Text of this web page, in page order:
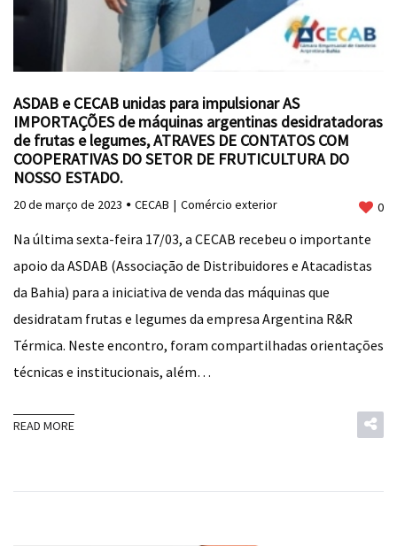
ASDAB e CECAB unidas para impulsionar AS
IMPORTAÇÕES de máquinas argentinas desidratadoras
de frutas e legumes, ATRAVES DE CONTATOS COM
COOPERATIVAS DO SETOR DE FRUTICULTURA DO
NOSSO ESTADO.
20 de março de 2023 CECAB Comércio exterior 0
Na última sexta-feira 17/03, a CECAB recebeu o importante
apoio da ASDAB (Associação de Distribuidores e Atacadistas
da Bahia) para a iniciativa de venda das máquinas que
desidratam frutas e legumes da empresa Argentina R&R
Térmica. Neste encontro, foram compartilhadas orientações
técnicas e institucionais, além…
READ MORE